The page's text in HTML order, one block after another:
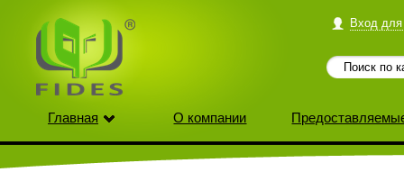
Вход для
Главная О компании